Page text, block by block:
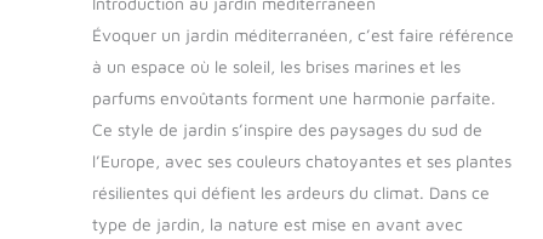
Évoquer un jardin méditerranéen, c’est faire référence
à un espace où le soleil, les brises marines et les
parfums envoûtants forment une harmonie parfaite.
Ce style de jardin s’inspire des paysages du sud de
l’Europe, avec ses couleurs chatoyantes et ses plantes
résilientes qui défient les ardeurs du climat. Dans ce
type de jardin, la nature est mise en avant avec